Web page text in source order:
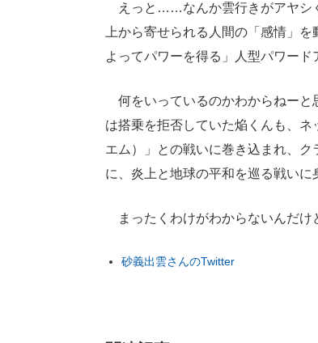
えっと……なんか雲行きがアヤシ
上から寄せられる人間の「感情」
よってパワーを得る」人型パワード
何をいっているのかわからねーと
は搭乗を拒否していた焔くんも、
エム）」との戦いに巻き込まれ、
に、炎上と地球の平和を巡る戦い
まったくわけがわからないんだけ
砂義出雲さんのTwitter